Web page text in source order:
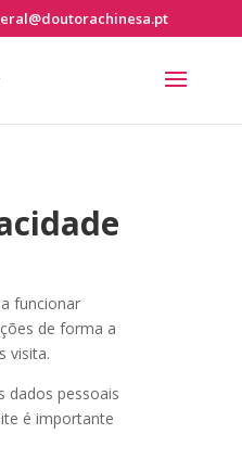
funcionar
de forma a
visita.
dados pessoais
é importante